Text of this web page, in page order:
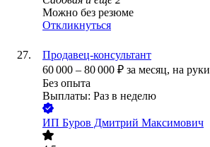
Можно без резюме
Откликнуться
Продавец-консультант
60 000 – 80 000 ₽ за месяц, на руки
Без опыта
Выплаты: Раз в неделю
ИП Буров Дмитрий Максимович